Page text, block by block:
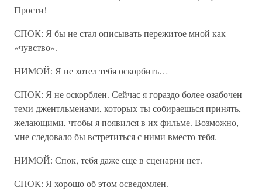
Прости!
СПОК: Я бы не стал описывать пережитое мной как
«чувство».
НИМОЙ: Я не хотел тебя оскорбить…
СПОК: Я не оскорблен. Сейчас я гораздо более озабочен
теми джентльменами, которых ты собираешься принять,
желающими, чтобы я появился в их фильме. Возможно,
мне следовало бы встретиться с ними вместо тебя.
НИМОЙ: Спок, тебя даже еще в сценарии нет.
СПОК: Я хорошо об этом осведомлен.